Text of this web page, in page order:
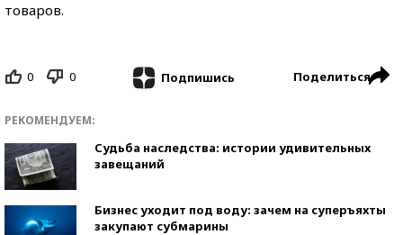
товаров.
0 0 Подпишись Поделиться
РЕКОМЕНДУЕМ:
Судьба наследства: истории удивительных
завещаний
Бизнес уходит под воду: зачем на суперъяхты
закупают субмарины